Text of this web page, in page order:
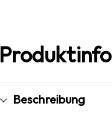
Beschreibung